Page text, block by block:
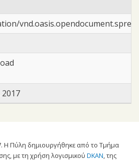
2017
Η Πύλη δημιουργήθηκε από το Τμήμα
με τη χρήση λογισμικού DKAN, της